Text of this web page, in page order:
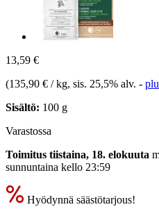
13,59 €
(135,90 € / kg, sis. 25,5% alv. -
Sisältö: 100 g
Varastossa
Toimitus tiistaina, 18. elokuuta
sunnuntaina kello 23:59
Hyödynnä säästötarjous!